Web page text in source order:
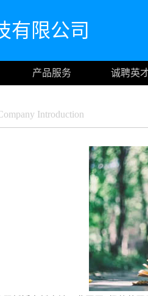
有限公司
产品服务
诚聘英
Introduction